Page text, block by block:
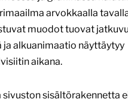
arvokkaalla
muodot tuovat
ja alkuanimaatio näyttäytyy
aikana.
sivuston sisältörakennetta